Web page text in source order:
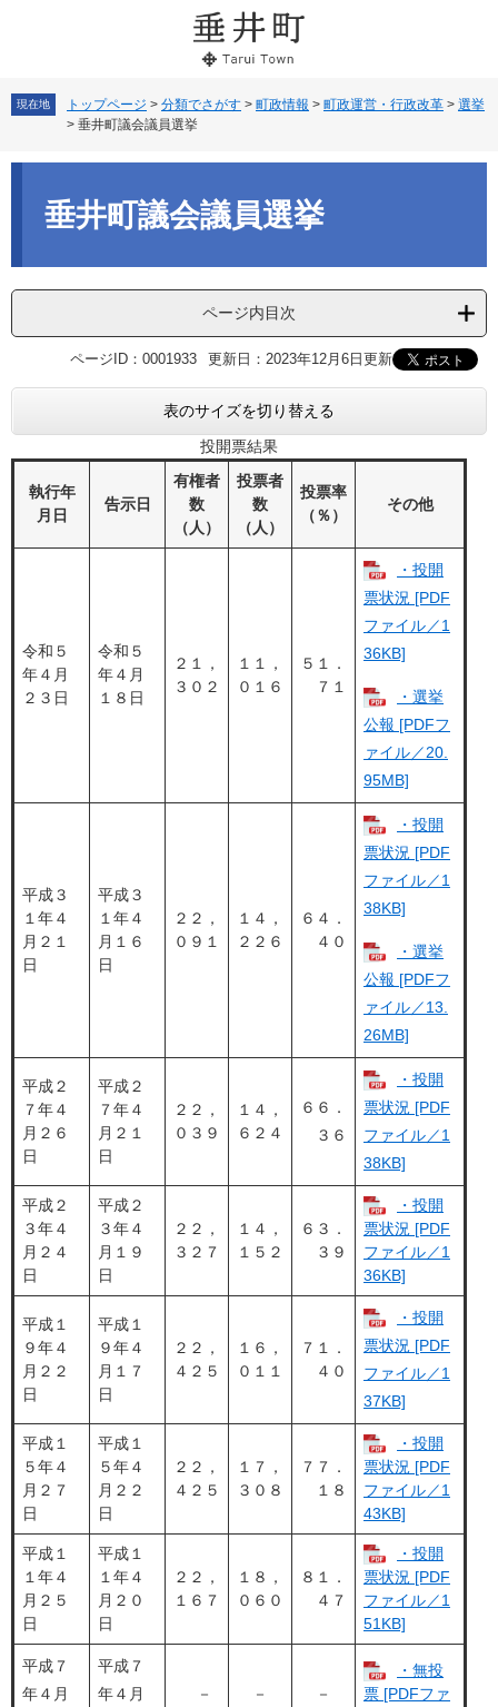
へ
現在地 トップページ > 分類でさがす > 町政情報 > 町政運営・行政改革 > 選挙
> 垂井町議会議員選挙
垂井町議会議員選挙
ページ内目次
ページID：0001933 更新日：2023年12月6日更新
表のサイズを切り替える
投開票結果
執行年
月日
告示日
有権者
数
（人）
投票者
数
（人）
投票率
（％）
その他
令和５
年４月
２３日
令和５
年４月
１８日
２１，
３０２
１１，
０１６
５１．
７１
・投開
票状況 [PDF
ファイル／1
36KB]
・選挙
公報 [PDFフ
ァイル／20.
95MB]
平成３
１年４
月２１
日
平成３
１年４
月１６
日
２２，
０９１
１４，
２２６
６４．
４０
・投開
票状況 [PDF
ファイル／1
38KB]
・選挙
公報 [PDFフ
ァイル／13.
26MB]
平成２
７年４
月２６
日
平成２
７年４
月２１
日
２２，
０３９
１４，
６２４
６６．
３６
・投開
票状況 [PDF
ファイル／1
38KB]
平成２
３年４
月２４
日
平成２
３年４
月１９
日
２２，
３２７
１４，
１５２
６３．
３９
・投開
票状況 [PDF
ファイル／1
36KB]
平成１
９年４
月２２
日
平成１
９年４
月１７
日
２２，
４２５
１６，
０１１
７１．
４０
・投開
票状況 [PDF
ファイル／1
37KB]
平成１
５年４
月２７
日
平成１
５年４
月２２
日
２２，
４２５
１７，
３０８
７７．
１８
・投開
票状況 [PDF
ファイル／1
43KB]
平成１
１年４
月２５
日
平成１
１年４
月２０
日
２２，
１６７
１８，
０６０
８１．
４７
・投開
票状況 [PDF
ファイル／1
51KB]
平成７
年４月
平成７
年４月
－ － －
・無投
票 [PDFファ